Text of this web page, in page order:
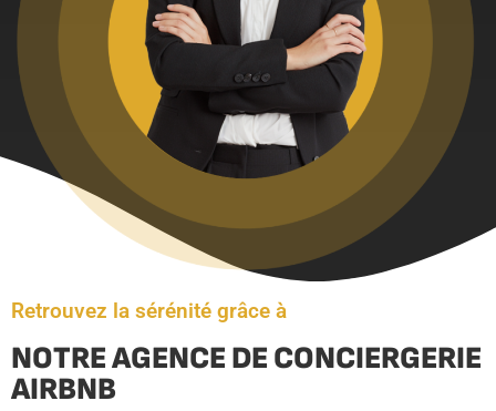
Retrouvez la sérénité grâce à
NOTRE AGENCE DE CONCIERGERIE
AIRBNB